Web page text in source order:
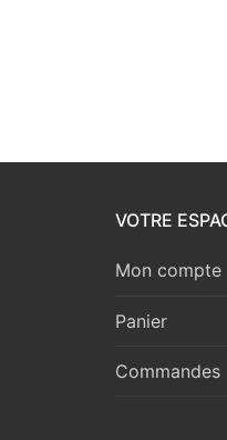
VOTRE
Mon compte
Panier
Commandes